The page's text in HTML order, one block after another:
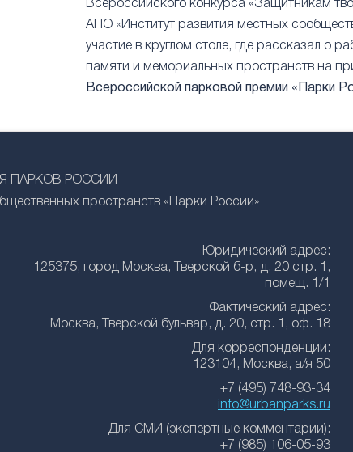
Всероссийского конкурса «Защитникам
АНО «Институт развития местных
участие в круглом столе, где рассказал о
памяти и мемориальных пространств на
Всероссийской парковой премии «Парки
ПАРКОВ РОССИИ
пространств «Парки России»
Юридический адрес:
125375, город Москва, Тверской б-р, д. 20 стр. 1,
помещ. 1/1
Фактический адрес:
Москва, Тверской бульвар, д. 20, стр. 1, оф. 18
Для корреспонденции:
123104, Москва, а/я 50
+7 (495) 748-93-34
info@urbanparks.ru
Для СМИ (экспертные комментарии):
+7 (985) 106-05-93